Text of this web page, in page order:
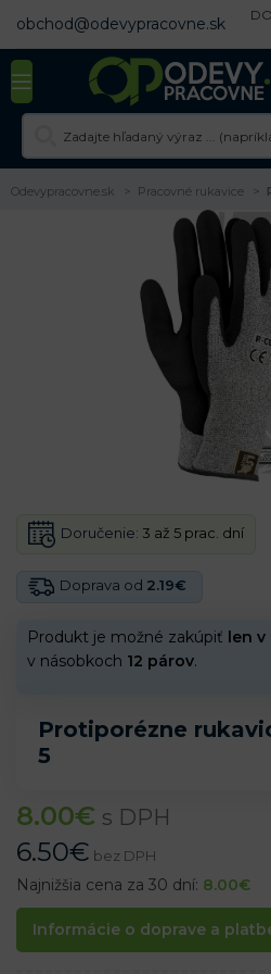
obchod@odevypracovne.sk
Odevypracovne.sk Pracovné rukavice
Protiporézne
5
Doprava od 2.19€
Doručenie: 3 až 5 prac. dní
8.00€ s DPH
6.50€ bez DPH
Produkt je možné zakúpiť len
v násobkoch 12 párov.
Najnižšia cena za 30 dní: 8.00€
Informácie o doprave a